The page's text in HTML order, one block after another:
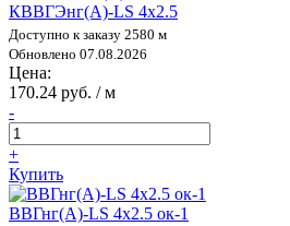
КВВГЭнг(А)-LS 4х2.5
Доступно к заказу 2580 м
Обновлено 07.08.2026
Цена:
170.24 руб. / м
-
+
Купить
ВВГнг(А)-LS 4х2.5 ок-1